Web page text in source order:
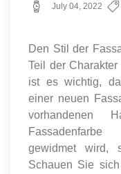
July 04, 2022
Den Stil der
Teil der
ist es wichtig,
einer neuen
vorhandenen
gewidmet wird,
Schauen Sie